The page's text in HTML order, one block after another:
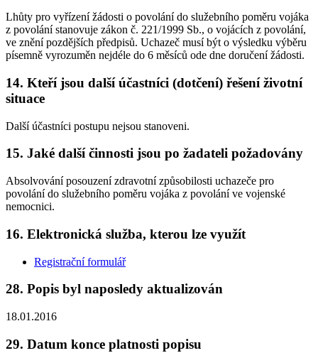
Lhůty pro vyřízení žádosti o povolání do služebního poměru vojáka
z povolání stanovuje zákon č. 221/1999 Sb., o vojácích z povolání,
ve znění pozdějších předpisů. Uchazeč musí být o výsledku výběru
písemně vyrozuměn nejdéle do 6 měsíců ode dne doručení žádosti.
14. Kteří jsou další účastníci (dotčení) řešení životní
situace
Další účastníci postupu nejsou stanoveni.
15. Jaké další činnosti jsou po žadateli požadovány
Absolvování posouzení zdravotní způsobilosti uchazeče pro
povolání do služebního poměru vojáka z povolání ve vojenské
nemocnici.
16. Elektronická služba, kterou lze využít
Registrační formulář
28. Popis byl naposledy aktualizován
18.01.2016
29. Datum konce platnosti popisu